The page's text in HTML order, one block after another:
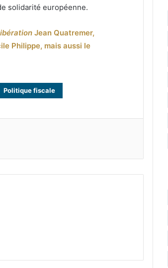
solidarité européenne.
Jean Quatremer,
Philippe, mais aussi le
Politique fiscale